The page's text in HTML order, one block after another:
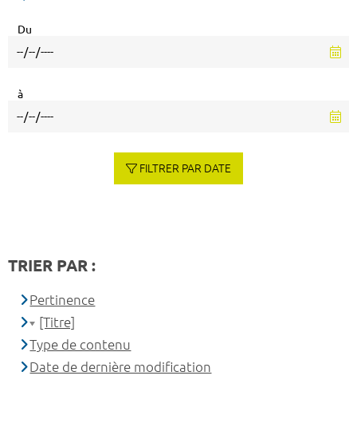
Du
à
FILTRER PAR DATE
TRIER PAR :
Pertinence
[Titre]
Type de contenu
Date de dernière modification